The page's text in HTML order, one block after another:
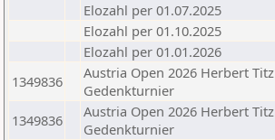
Elozahl per 01.07.2025
Elozahl per 01.10.2025
Elozahl per 01.01.2026
1349836
Austria Open 2026 Herbert Titz
Gedenkturnier
1349836
Austria Open 2026 Herbert Titz
Gedenkturnier